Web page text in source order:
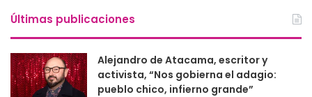
Últimas publicaciones
Alejandro de Atacama, escritor y
activista, “Nos gobierna el adagio:
pueblo chico, infierno grande”